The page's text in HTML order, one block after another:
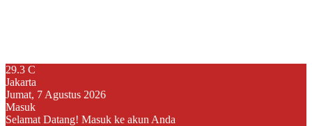
29.3 C
Jakarta
Jumat, 7 Agustus 2026
Masuk
Selamat Datang! Masuk ke akun Anda